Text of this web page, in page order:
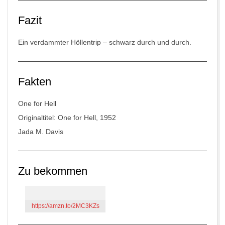
Fazit
Ein verdammter Höllentrip – schwarz durch und durch.
Fakten
One for Hell
Originaltitel: One for Hell, 1952
Jada M. Davis
Zu bekommen
https://amzn.to/2MC3KZs